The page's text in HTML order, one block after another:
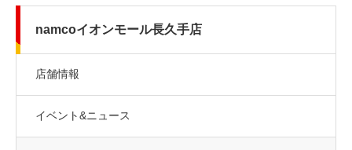
namcoイオンモール長久手店
店舗情報
イベント&ニュース